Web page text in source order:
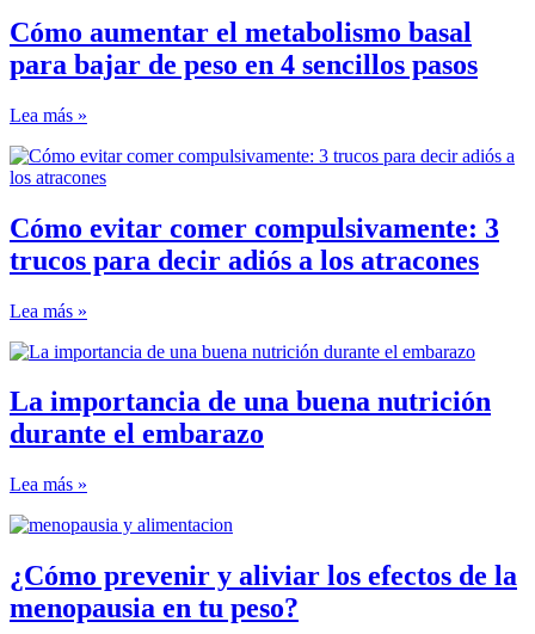
Cómo aumentar el metabolismo basal
para bajar de peso en 4 sencillos pasos
Lea más »
Cómo evitar comer compulsivamente: 3
trucos para decir adiós a los atracones
Lea más »
La importancia de una buena nutrición
durante el embarazo
Lea más »
¿Cómo prevenir y aliviar los efectos de la
menopausia en tu peso?